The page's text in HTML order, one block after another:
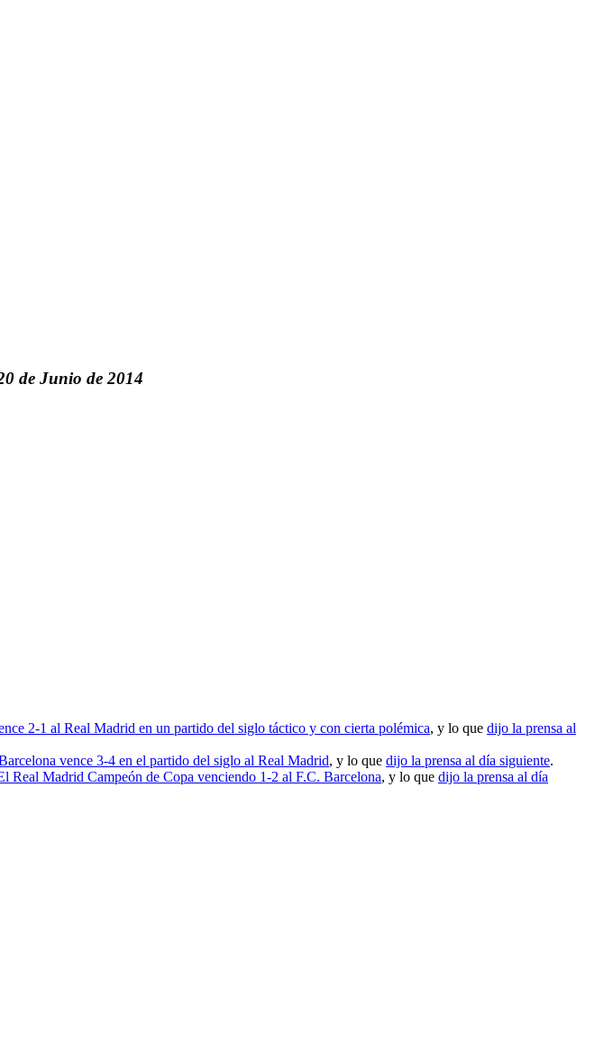
de Junio de 2014
2-1 al Real Madrid en un partido del siglo táctico y con cierta polémica, y lo que dijo la prensa al
vence 3-4 en el partido del siglo al Real Madrid, y lo que dijo la prensa al día siguiente.
Real Madrid Campeón de Copa venciendo 1-2 al F.C. Barcelona, y lo que dijo la prensa al día